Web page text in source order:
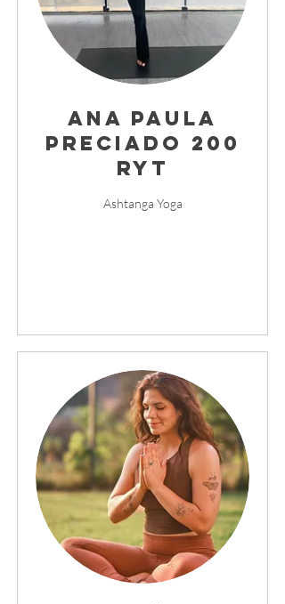
Ana Paula
Preciado 200
RYT
Ashtanga Yoga